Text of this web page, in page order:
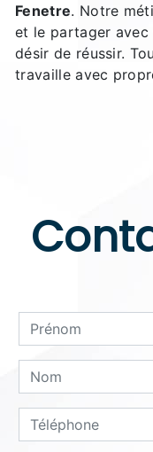
Fenetre. Notre
et le partager
désir de réussir.
travaille avec